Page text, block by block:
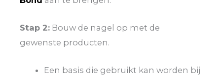
Stap 2: Bouw de nagel op met de
gewenste producten.
Een basis die gebruikt kan worden bij